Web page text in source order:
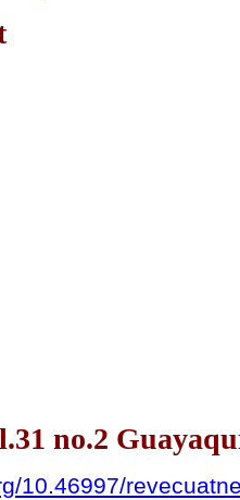
no.2
10.46997/